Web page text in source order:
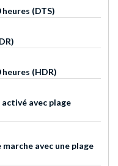
(DTS)
(HDR)
avec plage
avec une plage